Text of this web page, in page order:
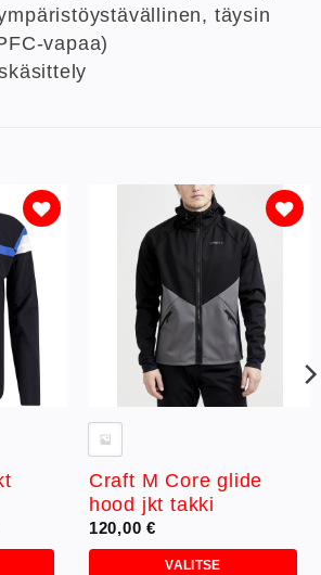
täysin
vapaa)
Hintaluokka:
Lisää
toivelistaan
Craft M Core glide
hood jkt takki
120,00€
VALITSE